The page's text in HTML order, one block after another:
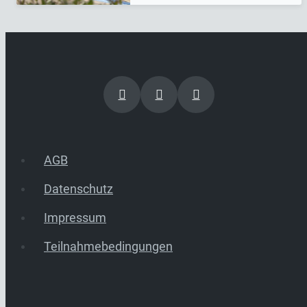
AGB
Datenschutz
Impressum
Teilnahmebedingungen